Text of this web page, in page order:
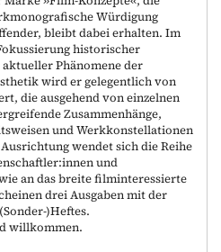
Würdigung
bleibt dabei erhalten. Im
historischer
Phänomene der
wird er gelegentlich von
die ausgehend von einzelnen
Zusammenhänge,
und Werkkonstellationen
wendet sich die Reihe
und
an das breite filminteressierte
drei Ausgaben mit der
)Heftes.
willkommen.